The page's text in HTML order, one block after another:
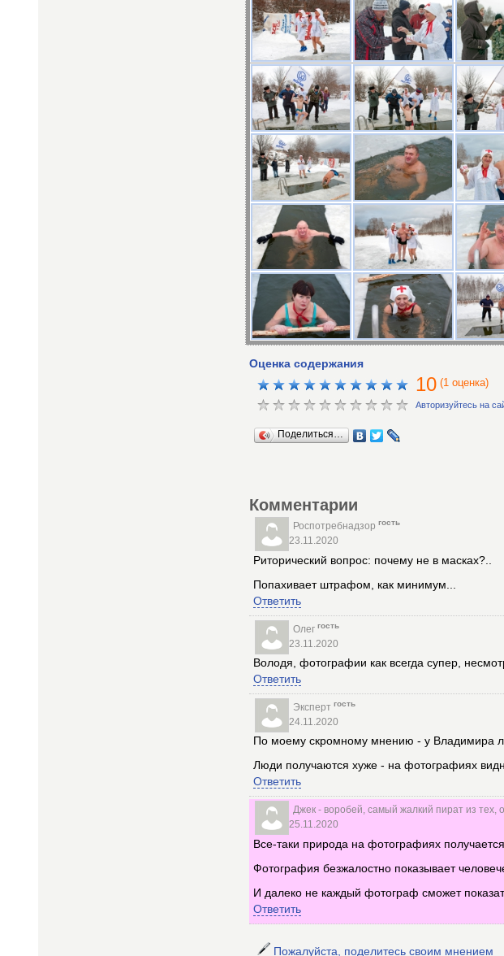
Оценка содержания
10 (1 оценка)
Авторизуйтесь на
Поделиться…
Комментарии
Роспотребнадзор гость
23.11.2020
Риторический вопрос: почему не в масках?..
Попахивает штрафом, как минимум...
Ответить
Олег гость
23.11.2020
Володя, фотографии как всегда супер,
Ответить
Эксперт гость
24.11.2020
По моему скромному мнению - у Владимира
Люди получаются хуже - на фотографиях
Ответить
Джек - воробей, самый жалкий пират из тех,
25.11.2020
Все-таки природа на фотографиях
Фотография безжалостно показывает
И далеко не каждый фотограф сможет
Ответить
Пожалуйста, поделитесь своим мнением